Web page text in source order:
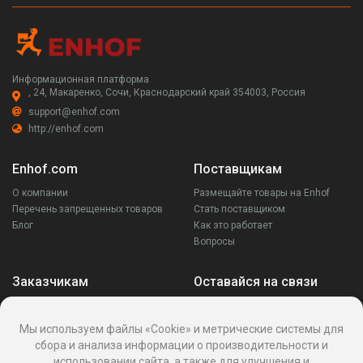
Информационная платформа
, 24, Макаренко, Сочи, Краснодарский край 354003, Россия
support@enhof.com
http://enhof.com
Enhof.com
О компании
Перечень запрещенных товаров
Блог
Поставщикам
Размещайте товары на Enhof
Стать поставщиком
Как это работает
Вопросы
Заказчикам
Написать поставщику
Оставайся на связи
Мы используем файлы «Cookie» и метрические системы для
сбора и анализа информации о производительности и